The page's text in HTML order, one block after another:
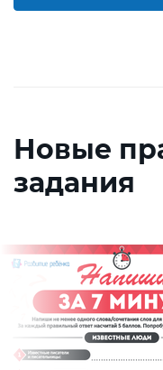
Новые
задания